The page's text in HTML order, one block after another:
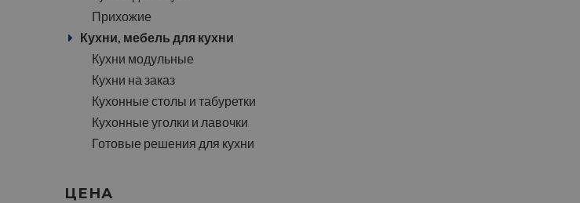
Прихожие
Кухни, мебель для кухни
Кухни модульные
Кухни на заказ
Кухонные столы и табуретки
Кухонные уголки и лавочки
Готовые решения для кухни
ЦЕНА